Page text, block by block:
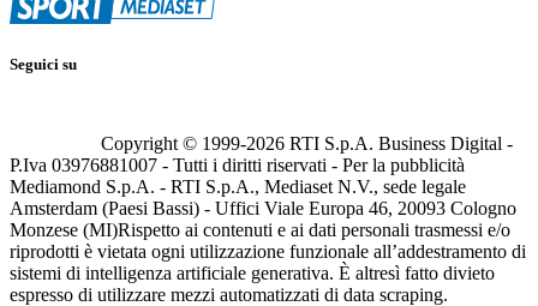
Seguici su
Copyright © 1999-2026 RTI S.p.A. Business Digital -
P.Iva 03976881007 - Tutti i diritti riservati - Per la pubblicità
Mediamond S.p.A. - RTI S.p.A., Mediaset N.V., sede legale
Amsterdam (Paesi Bassi) - Uffici Viale Europa 46, 20093 Cologno
Monzese (MI)Rispetto ai contenuti e ai dati personali trasmessi e/o
riprodotti è vietata ogni utilizzazione funzionale all’addestramento di
sistemi di intelligenza artificiale generativa. È altresì fatto divieto
espresso di utilizzare mezzi automatizzati di data scraping.